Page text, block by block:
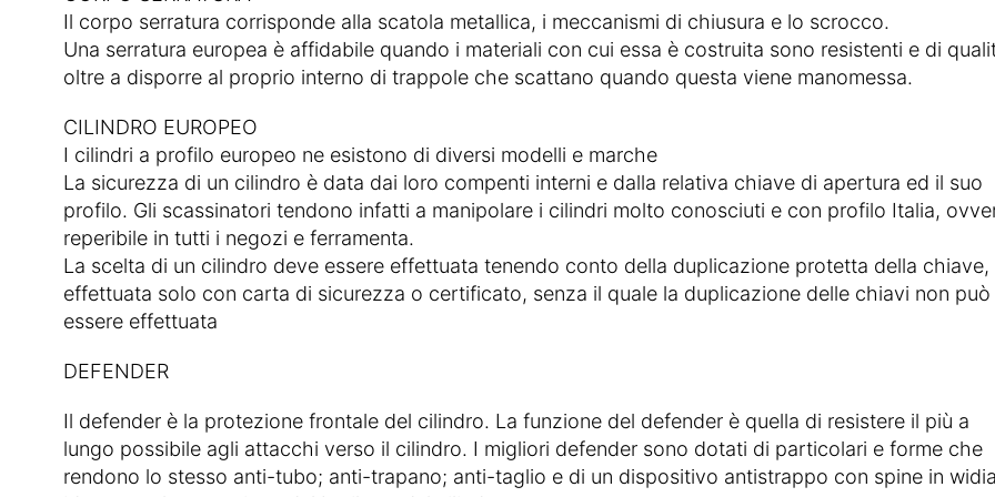
Il corpo serratura corrisponde alla scatola metallica, i meccanismi di chiusura e lo scrocco.
Una serratura europea è affidabile quando i materiali con cui essa è costruita sono resistenti e di
oltre a disporre al proprio interno di trappole che scattano quando questa viene manomessa.
CILINDRO EUROPEO
I cilindri a profilo europeo ne esistono di diversi modelli e marche
La sicurezza di un cilindro è data dai loro compenti interni e dalla relativa chiave di apertura ed il suo
profilo. Gli scassinatori tendono infatti a manipolare i cilindri molto conosciuti e con profilo Italia,
reperibile in tutti i negozi e ferramenta.
La scelta di un cilindro deve essere effettuata tenendo conto della duplicazione protetta della chiave,
effettuata solo con carta di sicurezza o certificato, senza il quale la duplicazione delle chiavi non può
essere effettuata
DEFENDER
Il defender è la protezione frontale del cilindro. La funzione del defender è quella di resistere il più a
lungo possibile agli attacchi verso il cilindro. I migliori defender sono dotati di particolari e forme che
rendono lo stesso anti-tubo; anti-trapano; anti-taglio e di un dispositivo antistrappo con spine in widia